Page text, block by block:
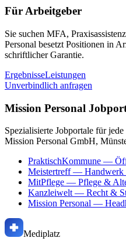
Für Arbeitgeber
Sie suchen MFA,
Personal besetzt Positionen in
schriftlicher Garantie.
ErgebnisseLeistungen
Unverbindlich anfragen
Mission Personal
Spezialisierte Jobportale für
Mission Personal GmbH,
PraktischKommune —
Meistertreff— Handwerk
MitPflege — Pflege &
Kanzleiwelt — Recht &
Mission Personal —
Mediplatz